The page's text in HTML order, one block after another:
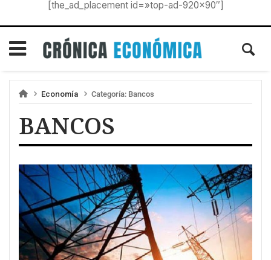
[the_ad_placement id=»top-ad-920×90″]
Economía Categoría: Bancos
BANCOS